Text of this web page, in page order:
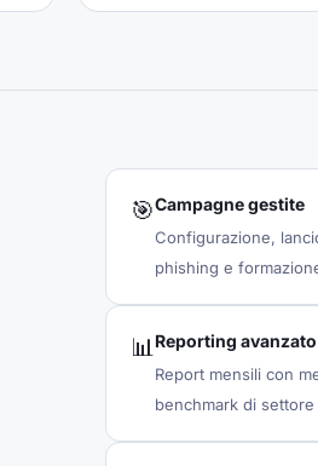
🎯Campagne gestite
Configurazione,
phishing e
📊Reporting avanzato
Report mensili con
benchmark di settore